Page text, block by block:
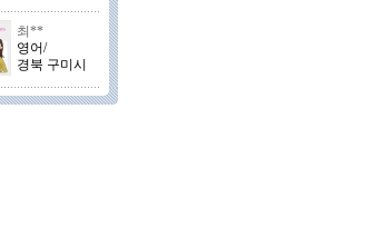
최**
영어/
경북 구미시